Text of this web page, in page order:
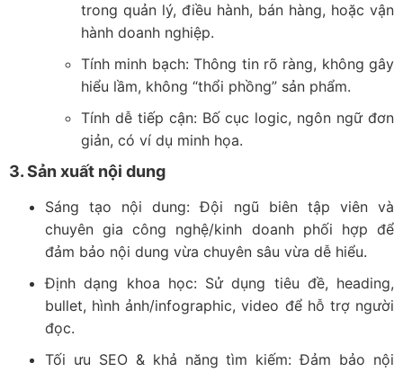
trong quản lý, điều hành, bán hàng, hoặc vận
hành doanh nghiệp.
Tính minh bạch: Thông tin rõ ràng, không gây
hiểu lầm, không “thổi phồng” sản phẩm.
Tính dễ tiếp cận: Bố cục logic, ngôn ngữ đơn
giản, có ví dụ minh họa.
3. Sản xuất nội dung
Sáng tạo nội dung: Đội ngũ biên tập viên và
chuyên gia công nghệ/kinh doanh phối hợp để
đảm bảo nội dung vừa chuyên sâu vừa dễ hiểu.
Định dạng khoa học: Sử dụng tiêu đề, heading,
bullet, hình ảnh/infographic, video để hỗ trợ người
đọc.
Tối ưu SEO & khả năng tìm kiếm: Đảm bảo nội